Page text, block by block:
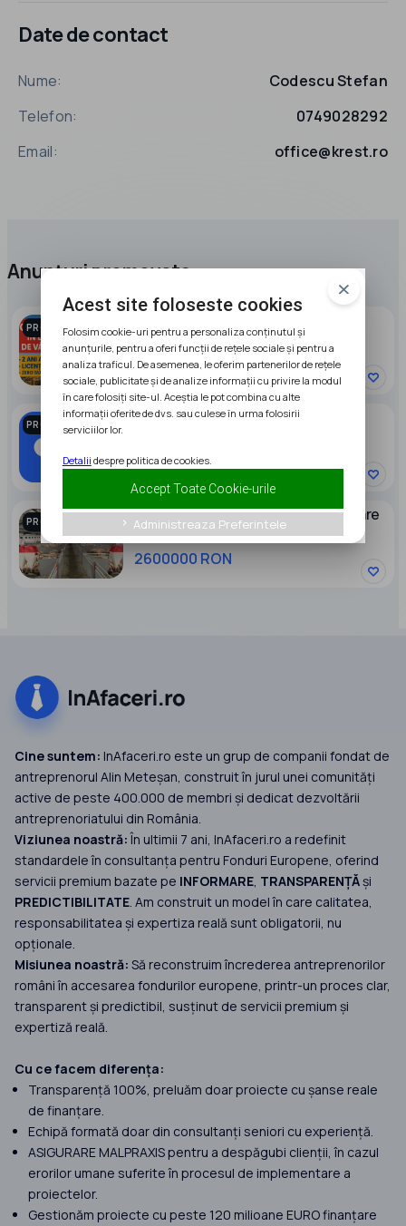
Date de contact
Nume:
Codescu Stefan
Telefon:
0749028292
Email:
office@krest.ro
Anunțuri promovate
PROMOVAT
9900 EUR
PROMOVAT Vand stoc de marfa magazin mobila
20000 EUR
PROMOVAT
Ocazie Ferma zootehnica de ingrasare
porci NOUA Full dotata
2600000 RON
Cine suntem: InAfaceri.ro este un grup de companii fondat de
antreprenorul Alin Meteșan, construit în jurul unei comunități
active de peste 400.000 de membri și dedicat dezvoltării
antreprenoriatului din România.
Viziunea noastră:În ultimii 7 ani, InAfaceri.ro a redefinit
standardele în consultanța pentru Fonduri Europene, oferind
servicii premium bazate pe INFORMARE, TRANSPARENȚĂși
PREDICTIBILITATE. Am construit un model în care calitatea,
responsabilitatea și expertiza reală sunt obligatorii, nu
opționale.
Misiunea noastră: Să reconstruim încrederea antreprenorilor
români în accesarea fondurilor europene, printr-un proces clar,
transparent și predictibil, susținut de servicii premium și
expertiză reală.
Cu ce facem diferența:
Transparență 100%, preluăm doar proiecte cu șanse reale
de finanțare.
Echipă formată doar din consultanți seniori cu experiență.
ASIGURARE MALPRAXIS pentru a despăgubi clienții, în cazul
erorilor umane suferite în procesul de implementare a
proiectelor.
Gestionăm proiecte cu peste 120 milioane EURO finanțare
Acest site foloseste cookies
Folosim cookie-uri pentru a personaliza conținutul și
anunțurile, pentru a oferi funcții de rețele sociale și pentru a
analiza traficul. De asemenea, le oferim partenerilor de rețele
sociale, publicitate și de analize informații cu privire la modul
în care folosiți site-ul. Aceștia le pot combina cu alte
informații oferite de dvs. sau culese în urma folosirii
serviciilor lor.
Detalii despre politica de cookies.
Accept Toate Cookie-urile
keyboard_arrow_right Administreaza Preferintele